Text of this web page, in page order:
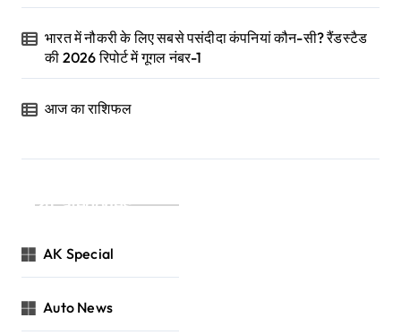
भारत में नौकरी के लिए सबसे पसंदीदा कंपनियां कौन-सी? रैंडस्टैड
की 2026 रिपोर्ट में गूगल नंबर-1
आज का राशिफल
Categories
AK Special
Auto News